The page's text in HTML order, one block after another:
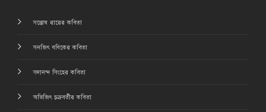
সন্তোষ রায়ের কবিতা
সনজিৎ বণিকের কবিতা
সদানন্দ সিংহের কবিতা
অভিজিৎ চক্রবর্তীর কবিতা